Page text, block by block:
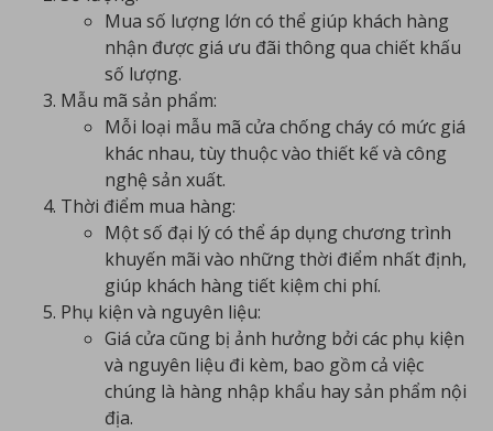
Mua số lượng lớn có thể giúp khách hàng
nhận được giá ưu đãi thông qua chiết khấu
số lượng.
Mẫu mã sản phẩm:
Mỗi loại mẫu mã cửa chống cháy có mức giá
khác nhau, tùy thuộc vào thiết kế và công
nghệ sản xuất.
Thời điểm mua hàng:
Một số đại lý có thể áp dụng chương trình
khuyến mãi vào những thời điểm nhất định,
giúp khách hàng tiết kiệm chi phí.
Phụ kiện và nguyên liệu:
Giá cửa cũng bị ảnh hưởng bởi các phụ kiện
và nguyên liệu đi kèm, bao gồm cả việc
chúng là hàng nhập khẩu hay sản phẩm nội
địa.